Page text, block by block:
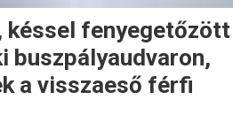
késsel fenyegetőzött
buszpályaudvaron,
a visszaeső férfi